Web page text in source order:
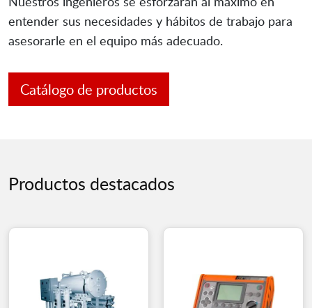
entender sus necesidades y hábitos de trabajo para
asesorarle en el equipo más adecuado.
Catálogo de productos
Productos destacados